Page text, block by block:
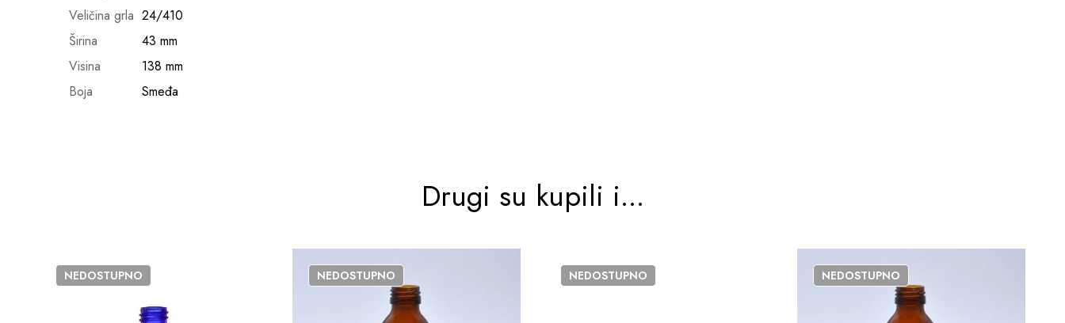
Veličina grla 24/410
Širina
43 mm
Visina
138 mm
Boja
Smeđa
Drugi su kupili i...
NEDOSTUPNO NEDOSTUPNO NEDOSTUPNO NEDOSTUPNO